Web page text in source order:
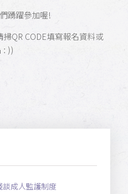
踴躍參加喔!
QR CODE填寫報名資料或
: ))
成人監護制度